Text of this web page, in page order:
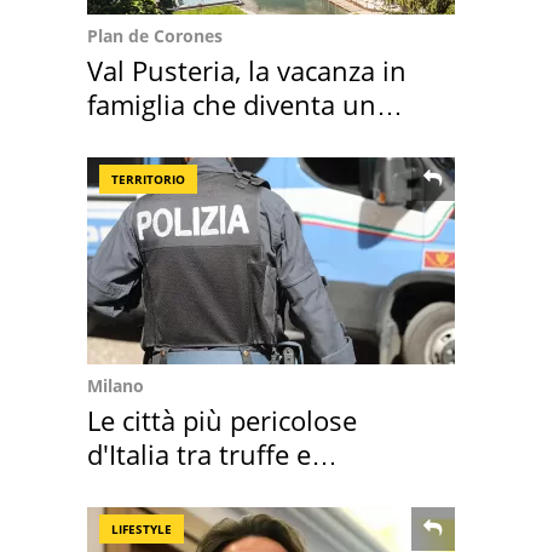
Plan de Corones
Val Pusteria, la vacanza in
famiglia che diventa un
TERRITORIO
Milano
Le città più pericolose
d'Italia tra truffe e
LIFESTYLE